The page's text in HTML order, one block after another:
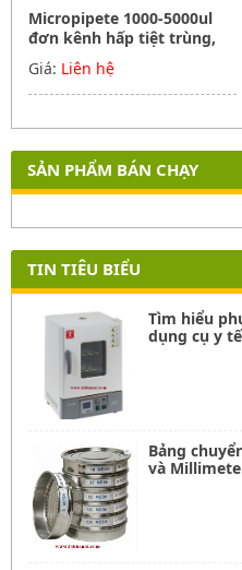
Micropipete 1000-5000ul
đơn kênh hấp tiệt trùng,
Hãng Phoenix instrument
Germany
Giá: Liên hệ
SẢN PHẨM BÁN CHẠY
TIN TIÊU BIỂU
Tìm hiểu
dụng cụ y tế
Bảng
và